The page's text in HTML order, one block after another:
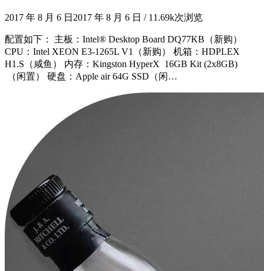
2017 年 8 月 6 日 2017 年 8 月 6 日 /11.69k次浏览
配置如下： 主板：Intel® Desktop Board DQ77KB（新购）
CPU：Intel XEON E3-1265L V1（新购） 机箱：HDPLEX
H1.S（咸鱼） 内存：Kingston HyperX 16GB Kit (2x8GB)
（闲置） 硬盘：Apple air 64G SSD（闲…